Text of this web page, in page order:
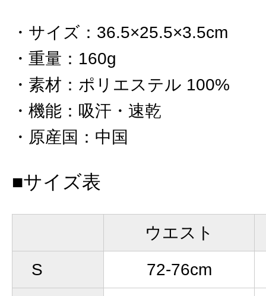
サイズ ： 36.5×25.5×3.5cm
重量 ： 160g
素材 ： ポリエステル 100%
機能 ： 吸汗・速乾
原産国 ： 中国
■サイズ表
ウエスト
S
72-76cm